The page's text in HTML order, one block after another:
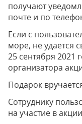
получают
почте и по
Если с
море, не удается
25 сентября 2021
организатора
Подарок
Сотруднику
на участие в